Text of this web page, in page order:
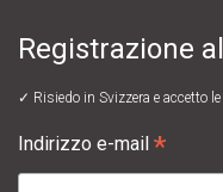
Registrazione
✓ Risiedo in Svizzera e accetto le
Indirizzo e-mail *